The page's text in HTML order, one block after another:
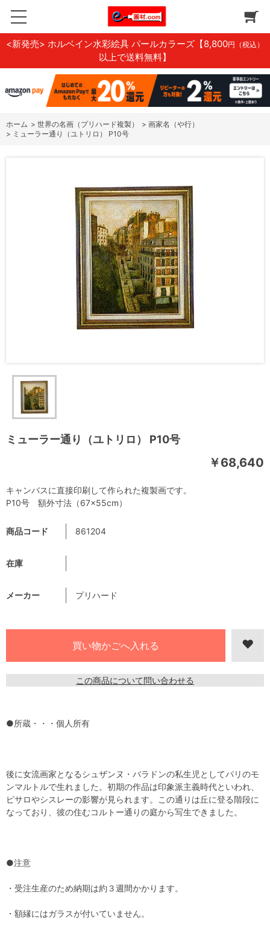
<新発売> ホルベイン水彩絵具 パールカラーズ 【8,800円（税込）
以上で送料無料】
ホーム > 世界の名画（プリハード複製） > 画家名（や行）
> ミューラー通り（ユトリロ） P10号
ミューラー通り（ユトリロ） P10号
￥68,640
商品コード 861204
在庫
メーカー プリハード
この商品について問い合わせる
キャンバスに直接印刷して作られた複製画です。
P10号 額外寸法（67×55cm）
●所蔵・・・個人所有
後に女流画家となるシュザンヌ・バラドンの私生児としてパリのモ
ンマルトルで生れました。初期の作品は印象派主義時代といわれ、
ピサロやシスレーの影響が見られます。この通りは丘に登る階段に
なっており、彼の住むコルトー通りの庭から写生できました。
●注意
・受注生産のため納期は約３週間かかります。
・額縁にはガラスが付いていません。